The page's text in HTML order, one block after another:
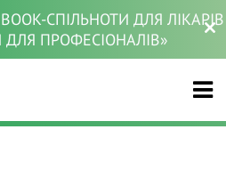
СПІЛЬНОТИ ДЛЯ ЛІКАРІВ
ДЛЯ ПРОФЕСІОНАЛІВ»